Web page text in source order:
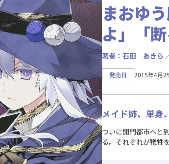
まおゆ
よ」「
著者：石田 あきら
発売日 2015年4月
メイド姉、単
ついに開門都市へと
る。それぞれが犠牲